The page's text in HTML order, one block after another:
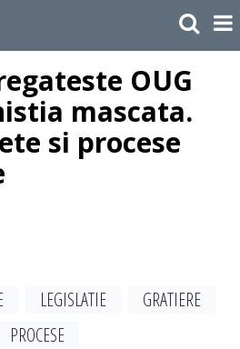
OUG
mascata.
si procese
LEGISLATIE
GRATIERE
PROCESE